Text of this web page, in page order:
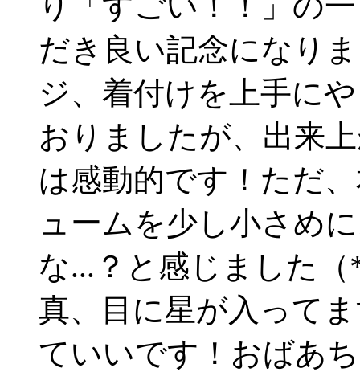
だき良い記念になり
ジ、着付けを上手に
おりましたが、出来
は感動的です！ただ
ュームを少し小さめ
な...？と感じました
真、目に星が入って
ていいです！おばあ